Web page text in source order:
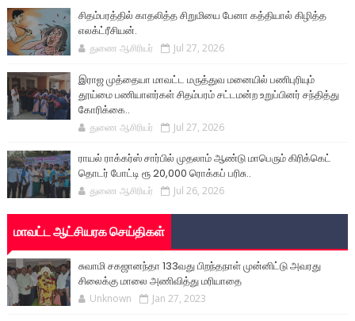
சிதம்பரத்தில் காதலித்த சிறுமியை பேனா கத்தியால் கிழித்த
எலக்ட்ரீசியன்.
துணை ஆசிரியர் Jul 27, 2026
இராஜ முத்தையா மாவட்ட மருத்துவ மனையில் பணிபுரியும்
தூய்மை பணியாளர்கள் சிதம்பரம் சட்டமன்ற உறுப்பினர் சந்தித்து
கோரிக்கை..
துணை ஆசிரியர் Jul 27, 2026
ராயல் ராக்கர்ஸ் சார்பில் முதலாம் ஆண்டு மாபெரும் கிரிக்கெட்
தொடர் போட்டி ரூ 20,000 ரொக்கப் பரிசு..
துணை ஆசிரியர் Jul 26, 2026
மாவட்ட ஆட்சியரக செய்திகள்
சுவாமி சகஜானந்தா 133வது பிறந்தநாள் முன்னிட்டு அவரது
சிலைக்கு மாலை அணிவித்து மரியாதை
Unknown Jan 27, 2023